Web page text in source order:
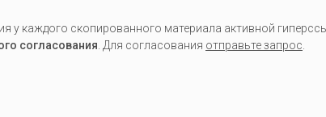
каждого скопированного материала активной
согласования. Для согласования отправьте запрос.